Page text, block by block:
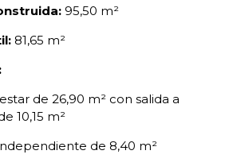
95,50 m²
81,65 m²
de 26,90 m² con salida a
10,15 m²
de 8,40 m²